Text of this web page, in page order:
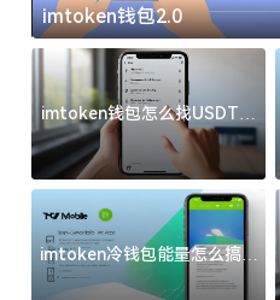
imtoken钱包2.0
imtoken钱包怎么找USDT地
址？三步搞定不踩坑
imtoken冷钱包能量怎么搞？
过来人告诉你门道